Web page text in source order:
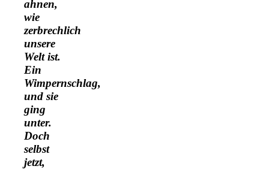
ahnen,
wie
zerbrechlich
unsere
Welt ist.
Ein
Wimpernschlag,
und sie
ging
unter.
Doch
selbst
jetzt,